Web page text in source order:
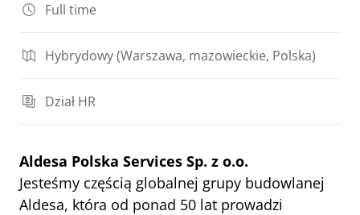
Full time
Hybrydowy (Warszawa, mazowieckie, Polska)
Dział HR
Aldesa Polska Services Sp. z o.o.
Jesteśmy częścią globalnej grupy budowlanej
Aldesa, która od ponad 50 lat prowadzi